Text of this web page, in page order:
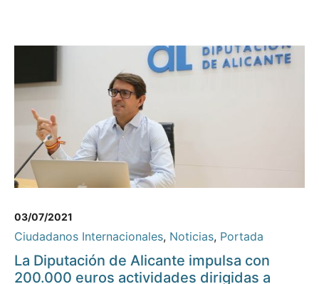
03/07/2021
Ciudadanos Internacionales, Noticias, Portada
La Diputación de Alicante impulsa con
200.000 euros actividades dirigidas a